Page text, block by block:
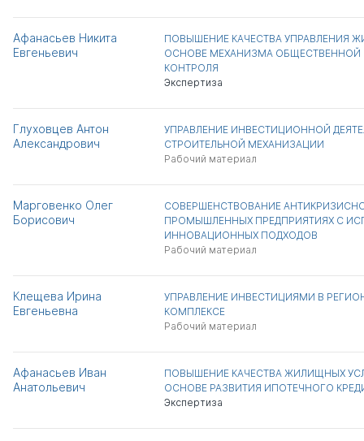
Афанасьев Никита
Евгеньевич
ПОВЫШЕНИЕ КАЧЕСТВА УПРАВЛЕНИЯ
ОСНОВЕ МЕХАНИЗМА
КОНТРОЛЯ
Экспертиза
Глуховцев Антон
Александрович
УПРАВЛЕНИЕ ИНВЕСТИЦИОННОЙ
СТРОИТЕЛЬНОЙ МЕХАНИЗАЦИИ
Рабочий материал
Марговенко Олег
Борисович
СОВЕРШЕНСТВОВАНИЕ
ПРОМЫШЛЕННЫХ ПРЕДПРИЯТИЯХ С
ИННОВАЦИОННЫХ ПОДХОДОВ
Рабочий материал
Клещева Ирина
Евгеньевна
УПРАВЛЕНИЕ ИНВЕСТИЦИЯМИ В
КОМПЛЕКСЕ
Рабочий материал
Афанасьев Иван
Анатольевич
ПОВЫШЕНИЕ КАЧЕСТВА ЖИЛИЩНЫХ
ОСНОВЕ РАЗВИТИЯ ИПОТЕЧНОГО
Экспертиза